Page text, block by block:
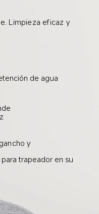
Limpieza eficaz y
de agua
y
trapeador en su